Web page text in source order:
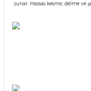
sunar. Hassas kesme, delme